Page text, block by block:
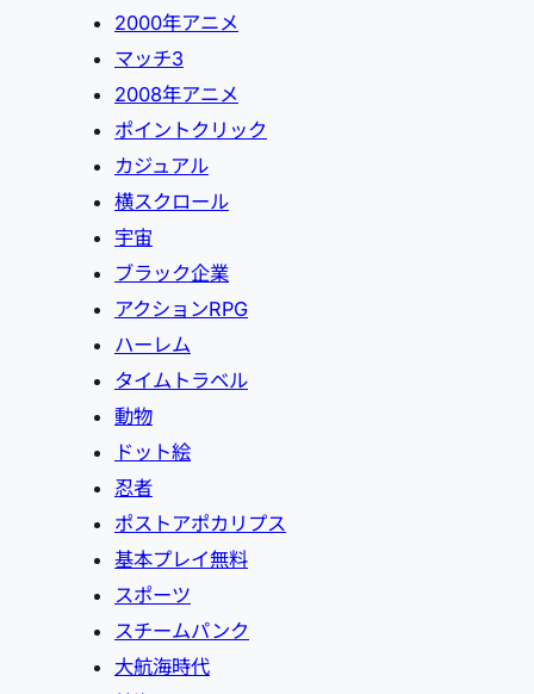
2000年アニメ
マッチ3
2008年アニメ
ポイントクリック
カジュアル
横スクロール
宇宙
ブラック企業
アクションRPG
ハーレム
タイムトラベル
動物
ドット絵
忍者
ポストアポカリプス
基本プレイ無料
スポーツ
スチームパンク
大航海時代